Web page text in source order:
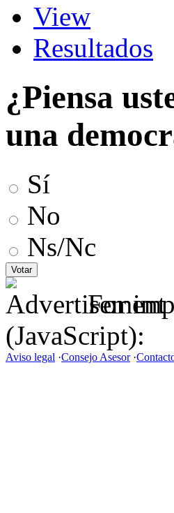
View
Resultados
¿Piensa
una
Sí
No
Ns/Nc
For
(JavaScript):
Aviso legal ·Consejo Asesor·